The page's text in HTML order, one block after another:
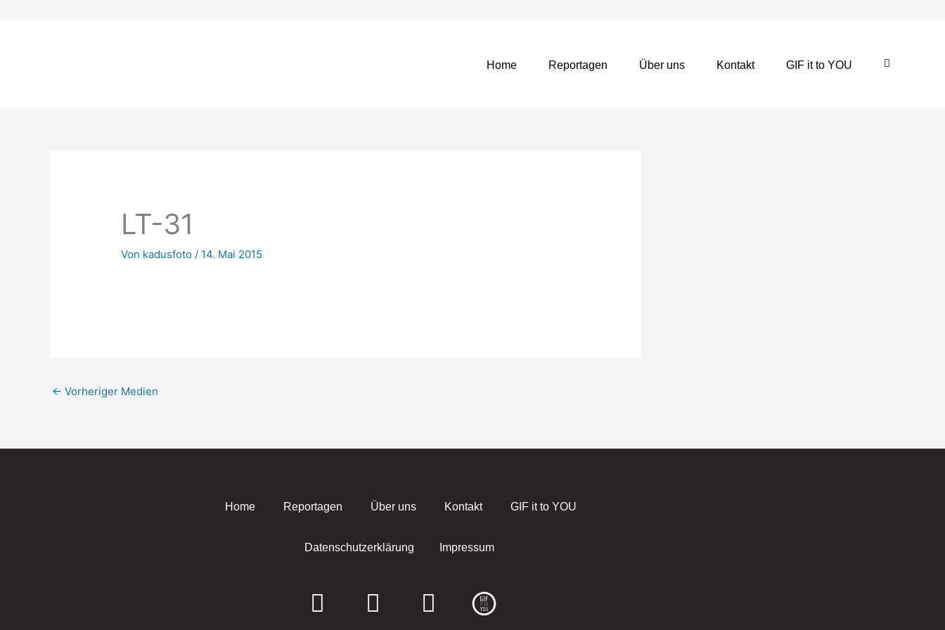
Home Reportagen Über uns Kontakt GIF it to YOU
LT-31
Von kadusfoto/ 14. Mai 2015
← Vorheriger Medien
Home Reportagen Über uns Kontakt GIF it to YOU
Datenschutzerklärung Impressum
F
I
E